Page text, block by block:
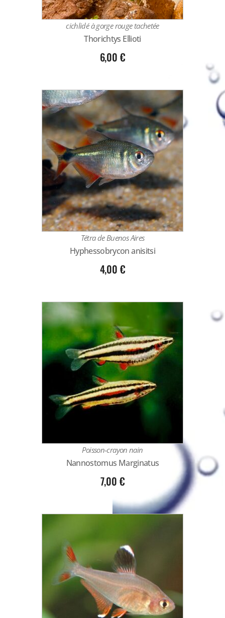
cichlidé à gorge rouge tachetée
Thorichtys Ellioti
6,00 €
Tétra de Buenos Aires
Hyphessobrycon anisitsi
4,00 €
Poisson-crayon nain
Nannostomus Marginatus
7,00 €